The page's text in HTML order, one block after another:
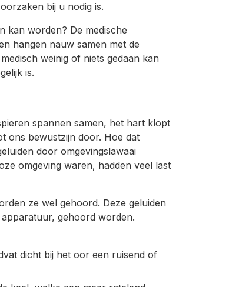
bij u nodig is.
kan worden? De medische
hangen nauw samen met de
weinig of niets gedaan kan
is.
spannen samen, het hart klopt
ons bewustzijn door. Hoe dat
door omgevingslawaai
omgeving waren, hadden veel last
ze wel gehoord. Deze geluiden
gehoord worden.
dicht bij het oor een ruisend of